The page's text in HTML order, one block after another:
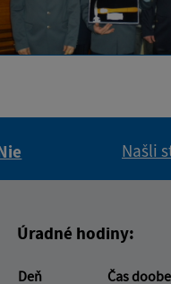
Našli
Úradné hodiny:
Deň Čas